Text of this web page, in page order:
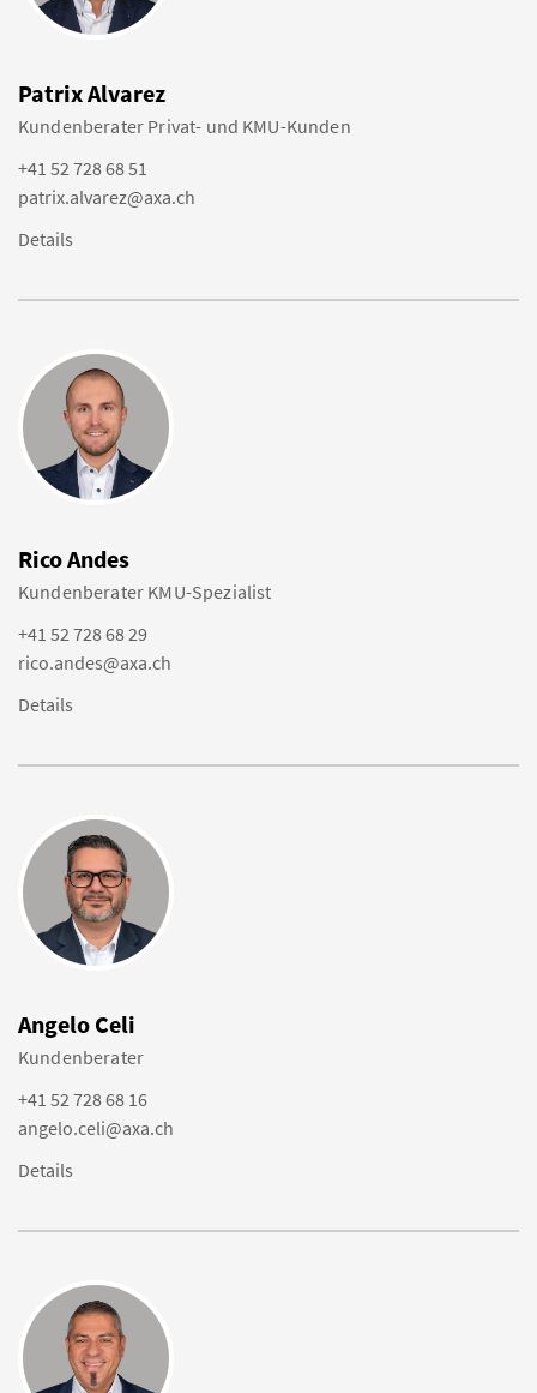
Patrix Alvarez
Kundenberater Privat- und KMU-Kunden
+41 52 728 68 51
patrix.alvarez@axa.ch
Details
Rico Andes
Kundenberater KMU-Spezialist
+41 52 728 68 29
rico.andes@axa.ch
Details
Angelo Celi
Kundenberater
+41 52 728 68 16
angelo.celi@axa.ch
Details